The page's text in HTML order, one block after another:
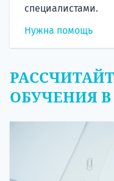
специалистами.
Нужна помощь
ОБУЧЕНИЯ